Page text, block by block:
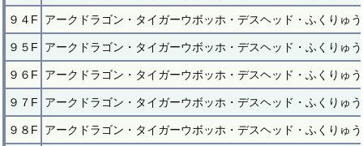
９４F アークドラゴン・タイガーウボッホ・デスヘッド・ふくりゅ
９５F アークドラゴン・タイガーウボッホ・デスヘッド・ふくりゅ
９６F アークドラゴン・タイガーウボッホ・デスヘッド・ふくりゅ
９７F アークドラゴン・タイガーウボッホ・デスヘッド・ふくりゅ
９８F アークドラゴン・タイガーウボッホ・デスヘッド・ふくりゅ